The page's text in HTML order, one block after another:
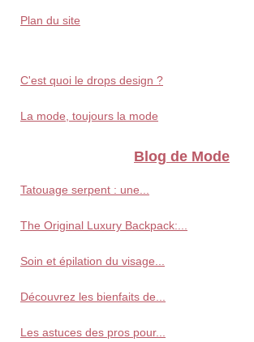
Plan du site
C'est quoi le drops design ?
La mode, toujours la mode
Blog de Mode
Tatouage serpent : une...
The Original Luxury Backpack:...
Soin et épilation du visage...
Découvrez les bienfaits de...
Les astuces des pros pour...